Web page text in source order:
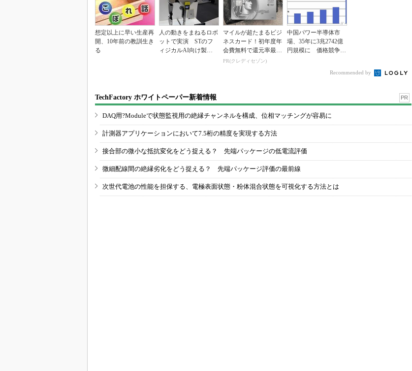
想定以上に早い生産再
開、10年前の教訓生き
る
人の動きをまねるロボ
ットで実演 STのフ
ィジカルAI向け製品
マイルが超たまるビジ
ネスカード！初年度年
会費無料で還元率最大
1.125%
PR(クレディセゾン)
中国パワー半導体市
場、35年に3兆2742億
円規模に 価格競争さ
Recommended by
TechFactory ホワイトペーパー新着情報 PR
DAQ用?Moduleで状態監視用の絶縁チャンネルを構成、位相マッチングが容易に
計測器アプリケーションにおいて7.5桁の精度を実現する方法
接合部の微小な抵抗変化をどう捉える？ 先端パッケージの低電流評価
微細配線間の絶縁劣化をどう捉える？ 先端パッケージ評価の最前線
次世代電池の性能を担保する、電極表面状態・粉体混合状態を可視化する方法とは